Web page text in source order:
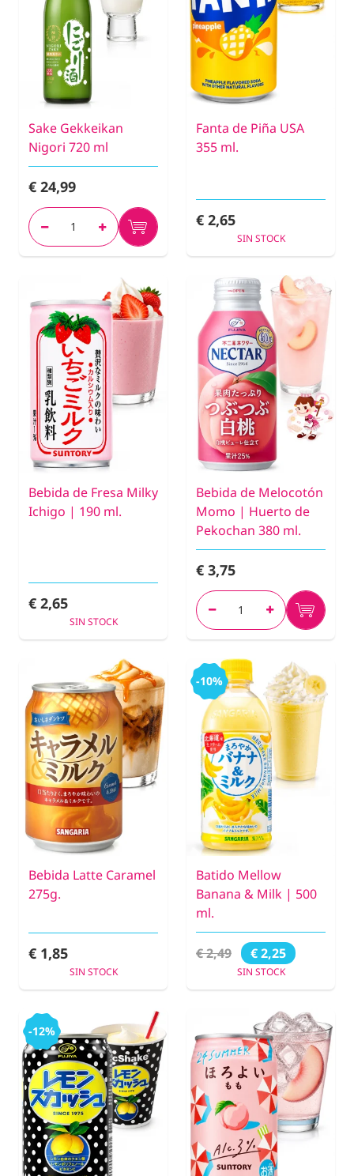
Sake Gekkeikan
Nigori 720 ml
€ 24,99
Fanta de Piña USA
355 ml.
€ 2,65
SIN STOCK
Bebida de Fresa Milky
Ichigo | 190 ml.
€ 2,65
SIN STOCK
Bebida de Melocotón
Momo | Huerto de
Pekochan 380 ml.
€ 3,75
Bebida Latte Caramel
275g.
€ 1,85
SIN STOCK
-10%
Batido Mellow
Banana & Milk | 500
ml.
€ 2,49 € 2,25
SIN STOCK
-12%